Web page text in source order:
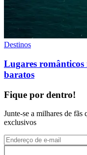
Destinos
Lugares românticos
baratos
Fique por dentro!
Junte-se a milhares de fãs
exclusivos